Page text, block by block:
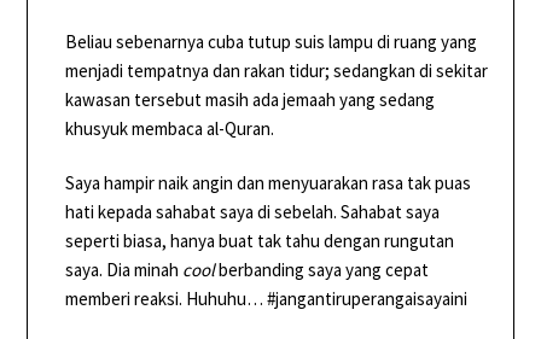
Beliau sebenarnya cuba tutup suis lampu di ruang yang
menjadi tempatnya dan rakan tidur; sedangkan di sekitar
kawasan tersebut masih ada jemaah yang sedang
khusyuk membaca al-Quran.
Saya hampir naik angin dan menyuarakan rasa tak puas
hati kepada sahabat saya di sebelah. Sahabat saya
seperti biasa, hanya buat tak tahu dengan rungutan
saya. Dia minah coolberbanding saya yang cepat
memberi reaksi. Huhuhu… #jangantiruperangaisayaini